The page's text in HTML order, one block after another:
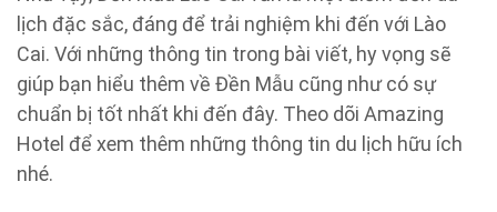
lịch đặc sắc, đáng để trải nghiệm khi đến với Lào
Cai. Với những thông tin trong bài viết, hy vọng sẽ
giúp bạn hiểu thêm về Đền Mẫu cũng như có sự
chuẩn bị tốt nhất khi đến đây. Theo dõi Amazing
Hotel để xem thêm những thông tin du lịch hữu ích
nhé.